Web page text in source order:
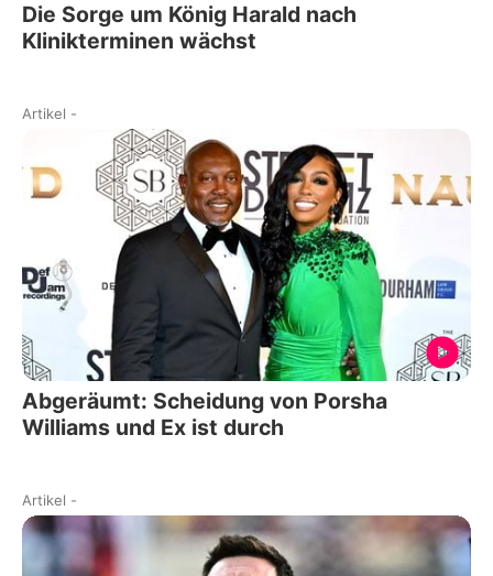
Die Sorge um König Harald nach
Klinikterminen wächst
Artikel -
Abgeräumt: Scheidung von Porsha
Williams und Ex ist durch
Artikel -